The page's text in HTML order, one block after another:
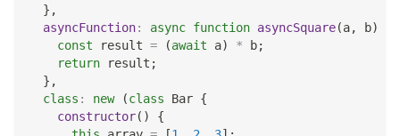
} ,
asyncFunction: async function asyncSquare(a, b)
const result = (await a) * b;
return result ;
} ,
class : new (class Bar {
constructor( )
{